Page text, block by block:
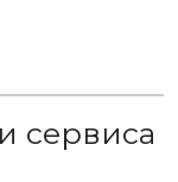
сервиса